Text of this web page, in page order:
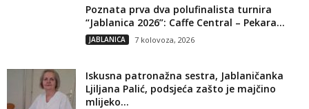
Poznata prva dva polufinalista turnira
“Jablanica 2026”: Caffe Central – Pekara...
JABLANICA 7 kolovoza, 2026
Iskusna patronažna sestra, Jablaničanka
Ljiljana Palić, podsjeća zašto je majčino
mlijeko...